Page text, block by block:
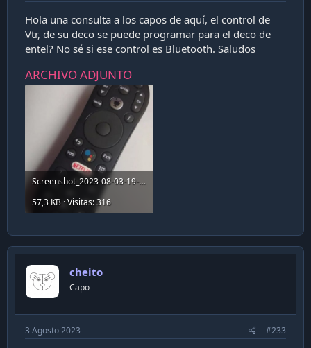
Hola una consulta a los capos de aquí, el control de
Vtr, de su deco se puede programar para el deco de
entel? No sé si ese control es Bluetooth. Saludos
ARCHIVO ADJUNTO
Screenshot_2023-08-03-19-22-27-084_com.mercadolibre.jpg
57,3 KB · Visitas: 316
cheito
Capo
3 Agosto 2023 #233